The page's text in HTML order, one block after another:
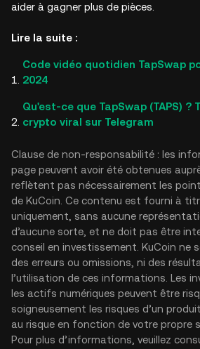
aider à gagner plus de pièces.
Lire la suite :
Code vidéo quotidien TapSwap
2024
Qu'est-ce que TapSwap (TAPS) ?
crypto viral sur Telegram
Clause de non-responsabilité : les
page peuvent avoir été obtenues
reflètent pas nécessairement les
de KuCoin. Ce contenu est fourni à
uniquement, sans aucune
d’aucune sorte, et ne doit pas être
conseil en investissement. KuCoin ne
des erreurs ou omissions, ni des
l’utilisation de ces informations. Les
les actifs numériques peuvent être
soigneusement les risques d’un
au risque en fonction de votre propre
Pour plus d’informations, veuillez